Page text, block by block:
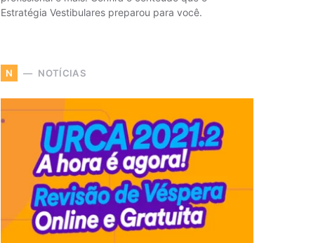
Estratégia Vestibulares preparou para você.
N NOTÍCIAS